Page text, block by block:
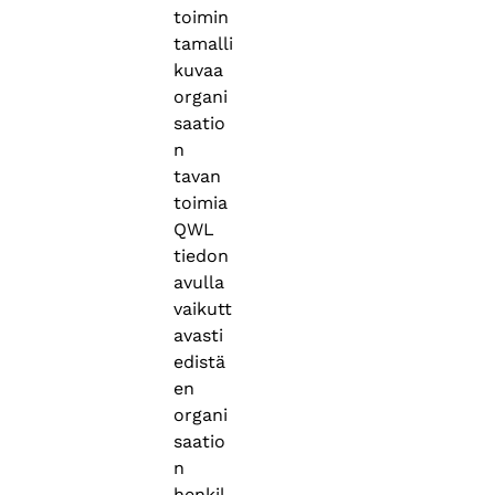
toimin
tamalli
kuvaa
organi
saatio
n
tavan
toimia
QWL
tiedon
avulla
vaikutt
avasti
edistä
en
organi
saatio
n